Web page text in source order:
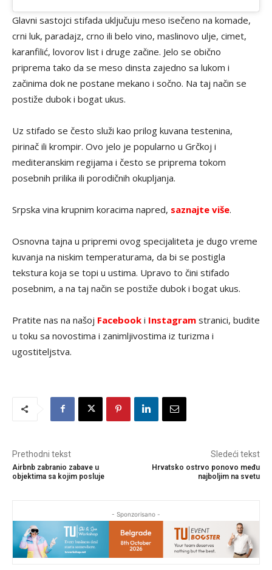
Glavni sastojci stifada uključuju meso isečeno na komade,
crni luk, paradajz, crno ili belo vino, maslinovo ulje, cimet,
karanfilić, lovorov list i druge začine. Jelo se obično
priprema tako da se meso dinsta zajedno sa lukom i
začinima dok ne postane mekano i sočno. Na taj način se
postiže dubok i bogat ukus.
Uz stifado se često služi kao prilog kuvana testenina,
pirinač ili krompir. Ovo jelo je popularno u Grčkoj i
mediteranskim regijama i često se priprema tokom
posebnih prilika ili porodičnih okupljanja.
Srpska vina krupnim koracima napred, saznajte više.
Osnovna tajna u pripremi ovog specijaliteta je dugo vreme
kuvanja na niskim temperaturama, da bi se postigla
tekstura koja se topi u ustima. Upravo to čini stifado
posebnim, a na taj način se postiže dubok i bogat ukus.
Pratite nas na našoj Facebook i Instagram stranici, budite
u toku sa novostima i zanimljivostima iz turizma i
ugostiteljstva.
Prethodni tekst
Airbnb zabranio zabave u
objektima sa kojim posluje
Sledeći tekst
Hrvatsko ostrvo ponovo među
najboljim na svetu
- Sponzorisano -